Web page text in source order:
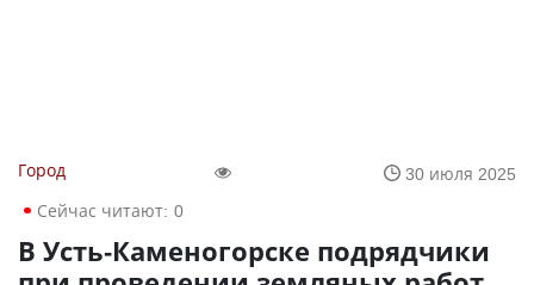
Город
30 июля 2025
Сейчас читают: 0
В Усть-Каменогорске подрядчики